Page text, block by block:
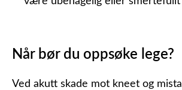
Når bør du oppsøke lege?
Ved akutt skade mot kneet og